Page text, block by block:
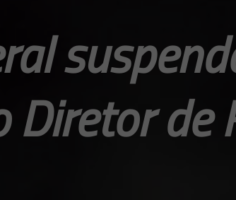
Diretor de